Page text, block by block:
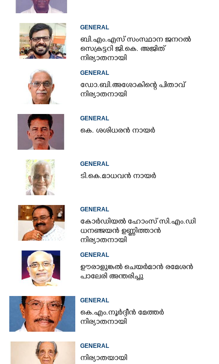
GENERAL
ബി.എം.എസ് സംസ്ഥാന ജനറൽ
സെക്രട്ടറി ജി.കെ. അജിത്
നിര്യാതനായി
GENERAL
ഡോ.ബി.അശോകിന്റെ പിതാവ്
നിര്യാതനായി
GENERAL
കെ. ശശിധരൻ നായർ
GENERAL
ടി.കെ.മാധവൻ നായർ
GENERAL
കോർഡിയൽ ഹോംസ് സി.എം.ഡി
ധനഞ്ജയൻ ഉണ്ണിത്താൻ
നിര്യാതനായി
GENERAL
ഊരാളുങ്കൽ ചെയർമാൻ രമേശൻ
പാലേരി അന്തരിച്ചു
GENERAL
കെ.എം.നൂർദ്ദീൻ മേത്തർ
നിര്യാതനായി
GENERAL
നിര്യാതയായി